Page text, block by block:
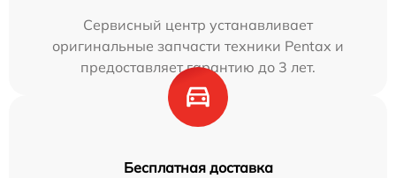
Сервисный центр устанавливает
оригинальные запчасти техники Pentax и
предоставляет гарантию до 3 лет.
Бесплатная доставка